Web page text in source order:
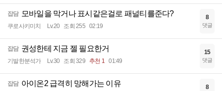
잡담 모바일을 막거나 표시같은걸로 패널티를준다?
쿠로사키미치 Lv.20 조회 255 02:19
8
댓글
잡담 권성한테 지금 젤 필요한거
기발한분석가 Lv.30 조회 329 추천 1 01:49
15
댓글
잡담 아이온2 급격히 망해가는 이유 8